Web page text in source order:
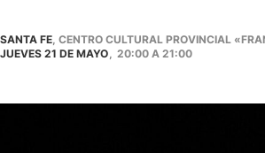
SANTA FE , CENTRO CULTURAL PROVINCIAL
JUEVES 21 DE MAYO
20:00 A 21:00